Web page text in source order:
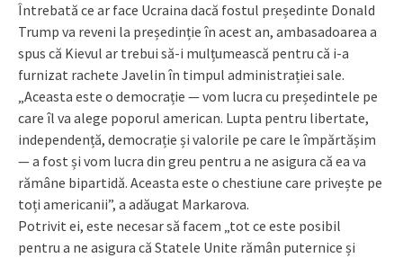
Întrebată ce ar face Ucraina dacă fostul președinte Donald
Trump va reveni la președinție în acest an, ambasadoarea a
spus că Kievul ar trebui să-i mulțumească pentru că i-a
furnizat rachete Javelin în timpul administrației sale.
„Aceasta este o democrație — vom lucra cu președintele pe
care îl va alege poporul american. Lupta pentru libertate,
independență, democrație și valorile pe care le împărtășim
— a fost și vom lucra din greu pentru a ne asigura că ea va
rămâne bipartidă. Aceasta este o chestiune care privește pe
toți americanii”, a adăugat Markarova.
Potrivit ei, este necesar să facem „tot ce este posibil
pentru a ne asigura că Statele Unite rămân puternice și